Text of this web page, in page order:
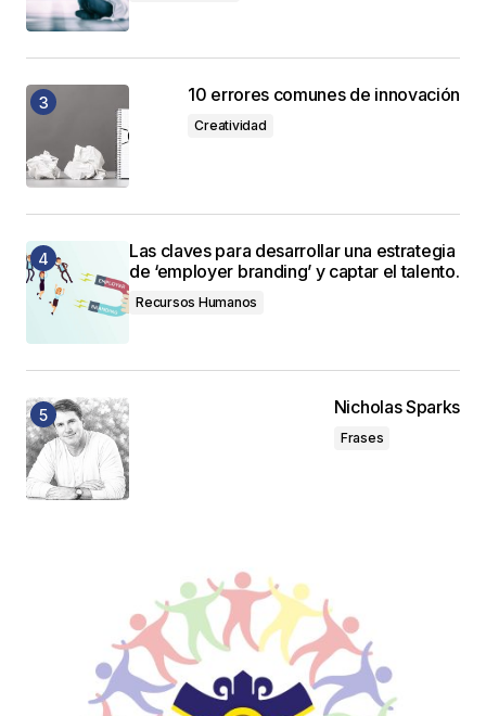
10 errores comunes de innovación
Creatividad
Las claves para desarrollar una estrategia
de ‘employer branding’ y captar el talento.
Recursos Humanos
Nicholas Sparks
Frases